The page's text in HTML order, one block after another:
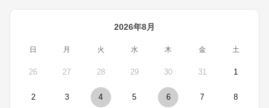
2026年8月
日 月 火 水 木 金 土
26 27 28 29 30 31 1
2 3 4 5 6 7 8